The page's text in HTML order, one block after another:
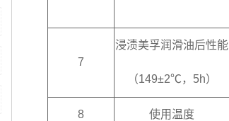
7
浸渍美孚润滑油后性能
（149±2℃，5h）
8 使用温度